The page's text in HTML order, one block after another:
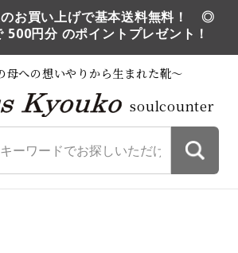
お買い上げで基本送料無料！ ◎
500円分 のポイントプレゼント！
母への想いやりから生まれた靴～
soulcounter